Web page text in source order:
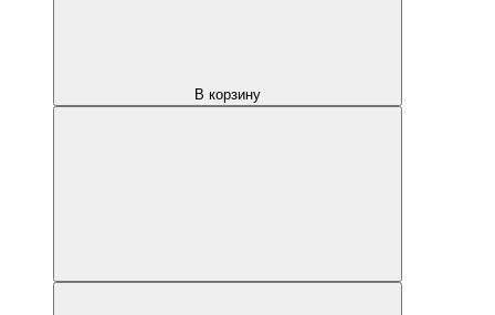
В корзину